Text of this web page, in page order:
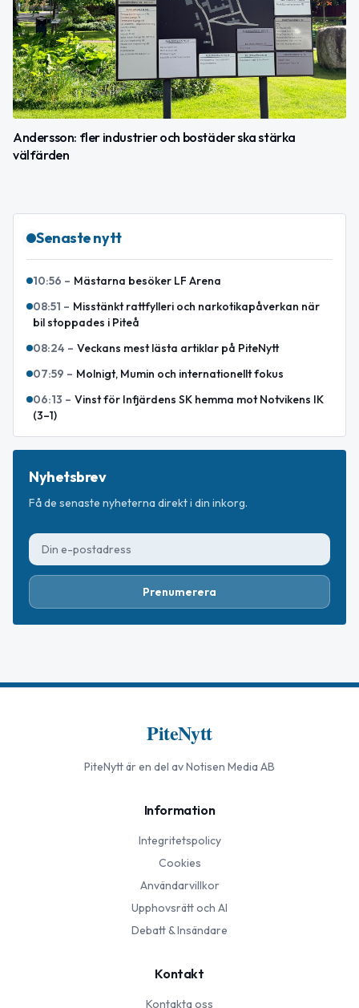
Andersson: fler industrier och bostäder ska stärka
välfärden
Senaste nytt
10:56 – Mästarna besöker LF Arena
08:51 – Misstänkt rattfylleri och narkotikapåverkan när
bil stoppades i Piteå
08:24 – Veckans mest lästa artiklar på PiteNytt
07:59 – Molnigt, Mumin och internationellt fokus
06:13 – Vinst för Infjärdens SK hemma mot Notvikens IK
(3–1)
Nyhetsbrev
Få de senaste nyheterna direkt i din inkorg.
Prenumerera
PiteNytt
PiteNyttär en del av Notisen Media AB
Information
Integritetspolicy
Cookies
Användarvillkor
Upphovsrätt och AI
Debatt & Insändare
Kontakt
Kontakta oss